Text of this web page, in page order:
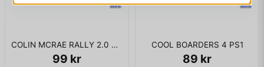
COLIN MCRAE RALLY 2.0 PS1
99 kr
COOL BOARDERS 4 PS1
89 kr